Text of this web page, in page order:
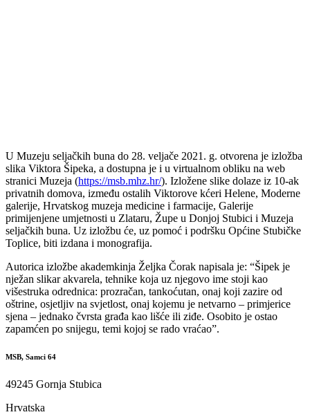
U Muzeju seljačkih buna do 28. veljače 2021. g. otvorena je izložba
slika Viktora Šipeka, a dostupna je i u virtualnom obliku na web
stranici Muzeja (https://msb.mhz.hr/). Izložene slike dolaze iz 10-ak
privatnih domova, između ostalih Viktorove kćeri Helene, Moderne
galerije, Hrvatskog muzeja medicine i farmacije, Galerije
primijenjene umjetnosti u Zlataru, Župe u Donjoj Stubici i Muzeja
seljačkih buna. Uz izložbu će, uz pomoć i podršku Općine Stubičke
Toplice, biti izdana i monografija.
Autorica izložbe akademkinja Željka Čorak napisala je: “Šipek je
nježan slikar akvarela, tehnike koja uz njegovo ime stoji kao
višestruka odrednica: prozračan, tankoćutan, onaj koji zazire od
oštrine, osjetljiv na svjetlost, onaj kojemu je netvarno – primjerice
sjena – jednako čvrsta građa kao lišće ili ziđe. Osobito je ostao
zapamćen po snijegu, temi kojoj se rado vraćao”.
MSB, Samci 64
49245 Gornja Stubica
Hrvatska